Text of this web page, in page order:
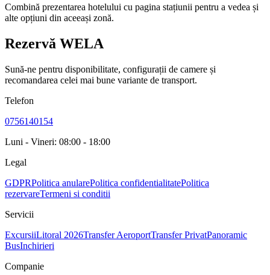
Combină prezentarea hotelului cu pagina stațiunii pentru a vedea și
alte opțiuni din aceeași zonă.
Rezervă WELA
Sună-ne pentru disponibilitate, configurații de camere și
recomandarea celei mai bune variante de transport.
Telefon
0756140154
Luni - Vineri: 08:00 - 18:00
Legal
GDPRPolitica anularePolitica confidentialitatePolitica
rezervareTermeni si conditii
Servicii
ExcursiiLitoral 2026Transfer AeroportTransfer PrivatPanoramic
BusInchirieri
Companie